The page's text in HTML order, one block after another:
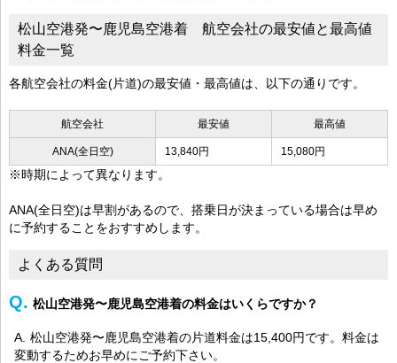
松山空港発〜鹿児島空港着 航空会社の最安値と最高値
料金一覧
各航空会社の料金(片道)の最安値・最高値は、以下の通りです。
航空会社 最安値 最高値
ANA(全日空) 13,840円 15,080円
※時期によって異なります。
ANA(全日空)は早割があるので、搭乗日が決まっている場合は早め
に予約することをおすすめします。
よくある質問
松山空港発〜鹿児島空港着の料金はいくらですか？
松山空港発〜鹿児島空港着の片道料金は15,400円です。料金は
変動するためお早めにご予約下さい。